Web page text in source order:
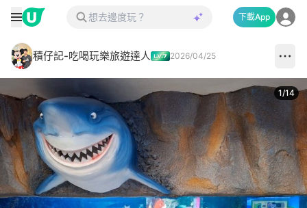
下載App
積仔記-吃喝玩樂旅遊達人 2026/04/25
1/14